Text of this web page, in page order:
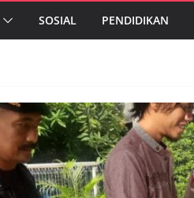
SOSIAL PENDIDIKAN